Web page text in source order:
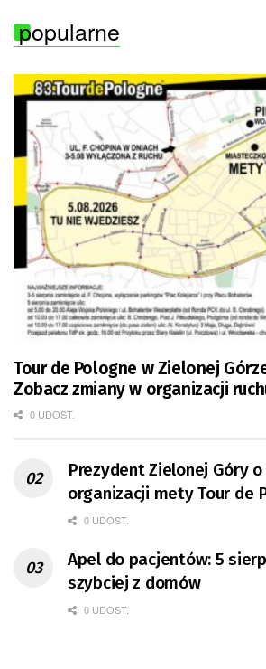
popularne
Tour de Pologne w Zielonej
Zobacz zmiany w organizacji
0 UDOST.
Prezydent Zielonej Góry
organizacji mety Tour de
0 UDOST.
Apel do pacjentów: 5
szybciej z domów
0 UDOST.